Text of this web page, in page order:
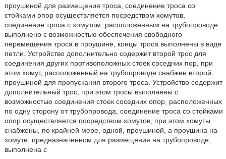
проушиной для размещения троса, соединение троса со
стойками опор осуществляется посредством хомутов,
соединение троса с хомутом, расположенным на трубопроводе
выполнено с возможностью обеспечения свободного
перемещения троса в проушине, концы троса выполнены в виде
петли. Устройство дополнительно содержит второй трос для
соединения других противоположных стоек соседних пор, при
этом хомут, расположенный на трубопроводе снабжен второй
проушиной для пропускания второго троса. Устройство содержит
дополнительный трос, при этом тросы выполнены с
возможностью соединения стоек соседних опор, расположенных
по одну сторону от трубопровода, соединение троса со стойками
опор осуществляется посредством хомутов, при этом хомуты
снабжены, по крайней мере, одной, проушиной, а проушина на
хомуте, предназначенном для размещения на трубопроводе,
выполнена с